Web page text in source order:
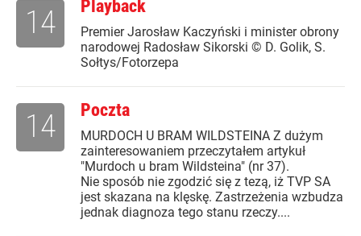
Playback
Premier Jarosław Kaczyński i minister obrony
narodowej Radosław Sikorski © D. Golik, S.
Sołtys/Fotorzepa
14
Poczta
MURDOCH U BRAM WILDSTEINA Z dużym
zainteresowaniem przeczytałem artykuł
"Murdoch u bram Wildsteina" (nr 37).
Nie sposób nie zgodzić się z tezą, iż TVP SA
jest skazana na klęskę. Zastrzeżenia wzbudza
jednak diagnoza tego stanu rzeczy....
14